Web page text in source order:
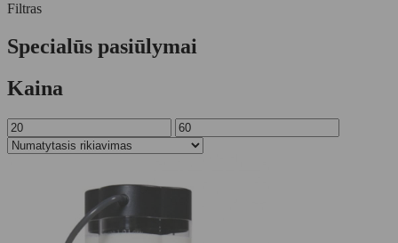
Filtras
Specialūs pasiūlymai
Kaina